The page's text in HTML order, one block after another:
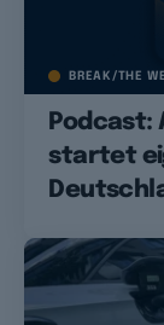
BREAK/THE
Podcast:
startet